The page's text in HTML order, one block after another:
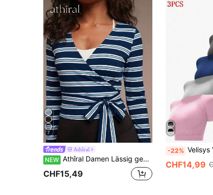
7
Athîral
NEW Athîral Damen Lässig gestreiftes Muster Schnürung V-Ausschnitt figurbetontes elastisches Sport Top, tägliches Workout Fitness Outfit
CHF15,49
-22% Velisys Velisys 3 Stücke Damen
CHF14,99